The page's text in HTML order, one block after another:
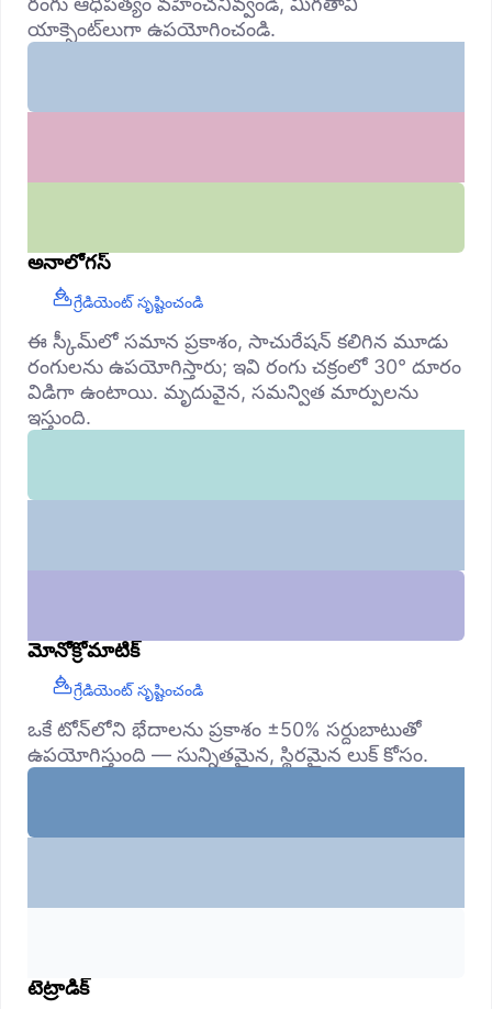
యాక్సెంట్‌లుగా ఉపయోగించండి.
అనాలోగస్
గ్రేడియెంట్ సృష్టించండి
ఈ స్కీమ్‌లో సమాన ప్రకాశం, సాచురేషన్ కలిగిన మూడు
రంగులను ఉపయోగిస్తారు; ఇవి రంగు చక్రంలో 30° దూరం
విడిగా ఉంటాయి. మృదువైన, సమన్విత మార్పులను
ఇస్తుంది.
మోనోక్రోమాటిక్
గ్రేడియెంట్ సృష్టించండి
ఒకే టోన్‌లోని భేదాలను ప్రకాశం ±50% సర్దుబాటుతో
ఉపయోగిస్తుంది — సున్నితమైన, స్థిరమైన లుక్ కోసం.
టెట్రాడిక్